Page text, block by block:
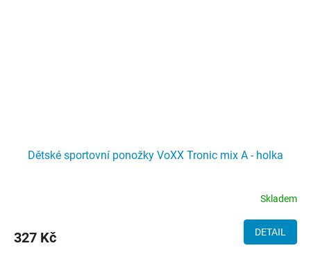
Dětské sportovní ponožky VoXX Tronic mix A - holka
Skladem
327 Kč DETAIL